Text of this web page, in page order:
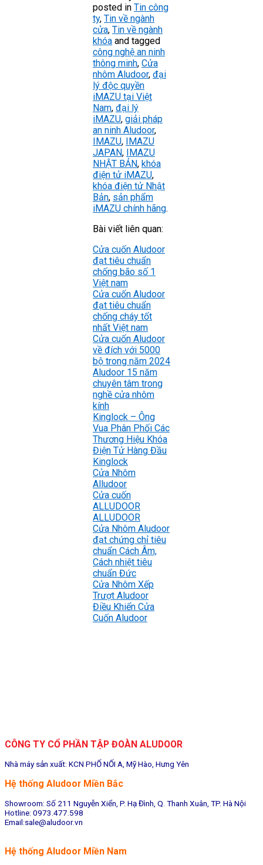
posted in Tin công
ty, Tin về ngành
cửa, Tin về ngành
khóa and tagged
công nghệ an ninh
thông minh, Cửa
nhôm Aludoor, đại
lý độc quyền
iMAZU tại Việt
Nam, đại lý
iMAZU, giải pháp
an ninh Aludoor,
IMAZU, IMAZU
JAPAN, IMAZU
NHẬT BẢN, khóa
điện tử iMAZU,
khóa điện tử Nhật
Bản, sản phẩm
iMAZU chính hãng.
Bài viết liên quan:
Cửa cuốn Aludoor
đạt tiêu chuẩn
chống bão số 1
Việt nam
Cửa cuốn Aludoor
đạt tiêu chuẩn
chống cháy tốt
nhất Việt nam
Cửa cuốn Aludoor
về đích với 5000
bộ trong năm 2024
Aludoor 15 năm
chuyên tâm trong
nghề cửa nhôm
kính
Kinglock – Ông
Vua Phân Phối Các
Thương Hiệu Khóa
Điện Tử Hàng Đầu
Kinglock
Cửa Nhôm
Alludoor
Cửa cuốn
ALLUDOOR
ALLUDOOR
Cửa Nhôm Aludoor
đạt chứng chỉ tiêu
chuẩn Cách Âm,
Cách nhiệt tiêu
chuẩn Đức
Cửa Nhôm Xếp
Trượt Aludoor
Điều Khiển Cửa
Cuốn Aludoor
CÔNG TY CỔ PHẦN TẬP ĐOÀN ALUDOOR
Nhà máy sản xuất: KCN PHỐ NỐI A, Mỹ Hào, Hưng Yên
Hệ thống Aludoor Miền Bắc
Showroom: Số 211 Nguyễn Xiển, P. Hạ Đình, Q. Thanh Xuân, TP. Hà Nội
Hotline: 0973.477.598
Email:sale@aludoor.vn
Hệ thống Aludoor Miền Nam